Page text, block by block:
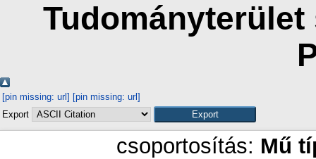
[pin missing: url] [pin missing: url]
Export
csoportosítás: Mű